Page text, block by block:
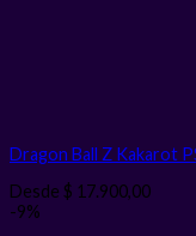
Dragon Ball Z Kakarot
Desde $ 17.900,00
-9%